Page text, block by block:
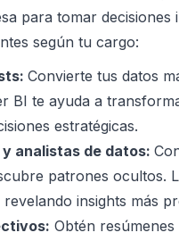
para tomar
según tu cargo:
Convierte tus datos
BI te ayuda a
estratégicas.
analistas de datos:
patrones ocultos.
insights más
Obtén